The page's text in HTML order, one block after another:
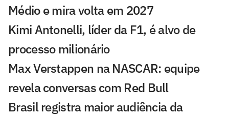
Médio e mira volta em 2027
Kimi Antonelli, líder da F1, é alvo de
processo milionário
Max Verstappen na NASCAR: equipe
revela conversas com Red Bull
Brasil registra maior audiência da